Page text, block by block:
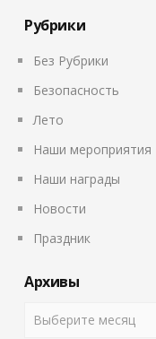
Рубрики
Без Рубрики
Безопасность
Лето
Наши мероприятия
Наши награды
Новости
Праздник
Архивы